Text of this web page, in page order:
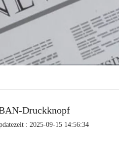
Druckknopf
: 2025-09-15 14:56:34